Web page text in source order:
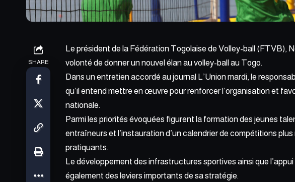
SHARE
Le président de la Fédération Togolaise de Volley-ball (FTVB),
volonté de donner un nouvel élan au volley-ball au Togo.
Dans un entretien accordé au journal L’Union mardi, le
qu’il entend mettre en œuvre pour renforcer l’organisation et
nationale.
Parmi les priorités évoquées figurent la formation des jeunes
entraîneurs et l’instauration d’un calendrier de compétitions
pratiquants.
Le développement des infrastructures sportives ainsi que
également des leviers importants de sa stratégie.